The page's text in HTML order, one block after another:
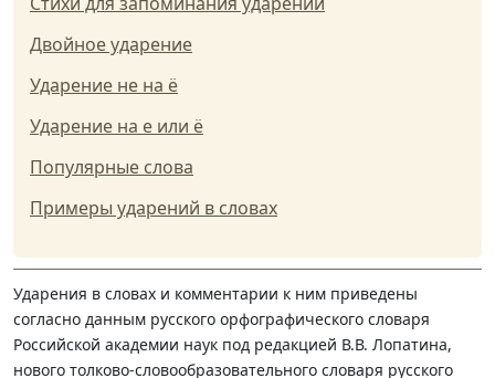
Двойное ударение
Ударение не на ё
Ударение на е или ё
Популярные слова
Примеры ударений в словах
Ударения в словах и комментарии к ним приведены
согласно данным русского орфографического словаря
Российской академии наук под редакцией В.В. Лопатина,
нового толково-словообразовательного словаря русского